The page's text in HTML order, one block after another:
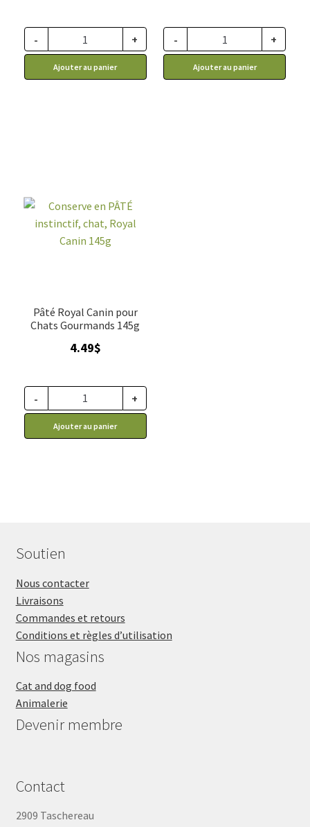
- +
Ajouter au panier
- +
Ajouter au panier
Pâté Royal Canin pour
Chats Gourmands 145g
4.49$
- +
Ajouter au panier
Soutien
Nous contacter
Livraisons
Commandes et retours
Conditions et règles d’utilisation
Nos magasins
Cat and dog food
Animalerie
Devenir membre
Contact
2909 Taschereau